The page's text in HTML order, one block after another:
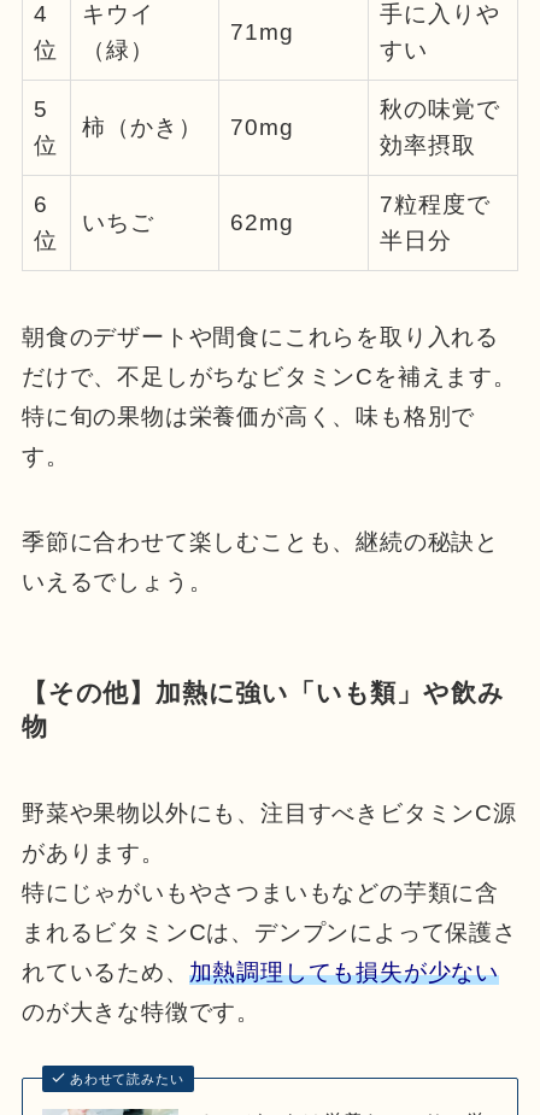
4
位
キウイ
（緑）
71mg
手に入りや
すい
5
位
柿（かき） 70mg
秋の味覚で
効率摂取
6
位
いちご 62mg
7粒程度で
半日分
朝食のデザートや間食にこれらを取り入れる
だけで、不足しがちなビタミンCを補えます。
特に旬の果物は栄養価が高く、味も格別で
す。
季節に合わせて楽しむことも、継続の秘訣と
いえるでしょう。
【その他】加熱に強い「いも類」や飲み
物
野菜や果物以外にも、注目すべきビタミンC源
があります。
特にじゃがいもやさつまいもなどの芋類に含
まれるビタミンCは、デンプンによって保護さ
れているため、 加熱調理しても損失が少ない
のが大きな特徴です。
あわせて読みたい